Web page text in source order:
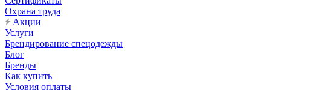
Охрана труда
Акции
Услуги
Брендирование спецодежды
Блог
Бренды
Как купить
Условия оплаты